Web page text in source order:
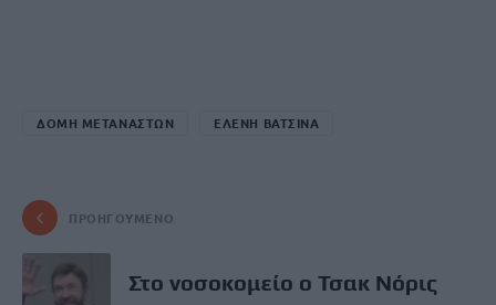
ΔΟΜΗ ΜΕΤΑΝΑΣΤΩΝ ΕΛΕΝΗ ΒΑΤΣΙΝΑ
ΠΡΟΗΓΟΎΜΕΝΟ
Στο νοσοκομείο ο Τσακ Νόρις